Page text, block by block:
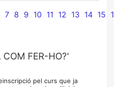
7 8 9 10 11 12 13 14 15
COM FER-HO?'
pel curs que ja